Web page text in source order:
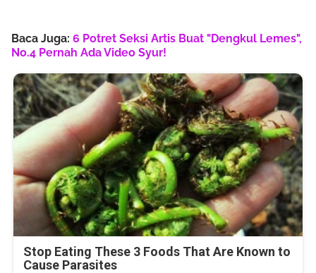
Baca Juga: 6 Potret Seksi Artis Buat "Dengkul Lemes",
No.4 Pernah Ada Video Syur!
Stop Eating These 3 Foods That Are Known to
Cause Parasites